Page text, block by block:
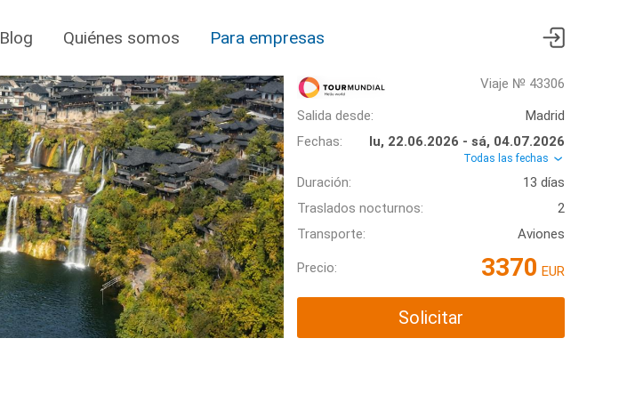
Blog Quiénes somos Para empresas
Viaje № 43306
Salida desde:
Madrid
Fechas:
lu, 22.06.2026 - sá, 04.07.2026
Todas las fechas
Duración:
13 días
Traslados nocturnos:
2
Transporte:
Aviones
Precio: 3370 EUR
Solicitar